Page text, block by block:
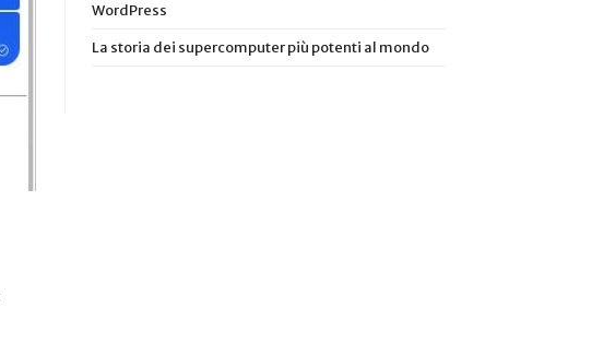
WordPress
La storia dei supercomputer più potenti al mondo